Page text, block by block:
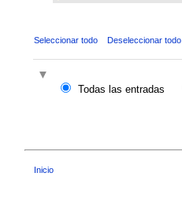
Seleccionar todo Deseleccionar todo
Todas las entradas
Inicio